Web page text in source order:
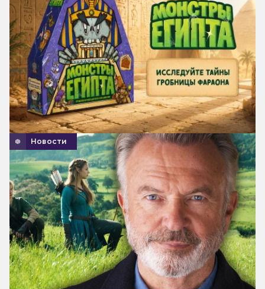
Новости